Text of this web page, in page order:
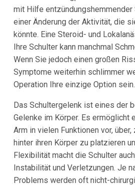
mit Hilfe
einer Änderung der Aktivität, die
könnte. Eine Steroid- und
Ihre Schulter kann manchmal
Wenn Sie jedoch einen großen
Symptome weiterhin schlimmer
Operation Ihre einzige Option sein.
Das Schultergelenk ist eines der
Gelenke im Körper. Es ermöglicht
Arm in vielen Funktionen vor,
hinter ihren Körper zu platzieren
Flexibilität macht die Schulter
Instabilität und Verletzungen. Je
Problems werden oft nicht-